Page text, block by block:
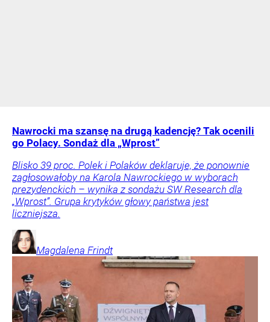
Nawrocki ma szansę na drugą kadencję? Tak ocenili
go Polacy. Sondaż dla „Wprost”
Blisko 39 proc. Polek i Polaków deklaruje, że ponownie
zagłosowałoby na Karola Nawrockiego w wyborach
prezydenckich – wynika z sondażu SW Research dla
„Wprost”. Grupa krytyków głowy państwa jest
liczniejsza.
Magdalena Frindt